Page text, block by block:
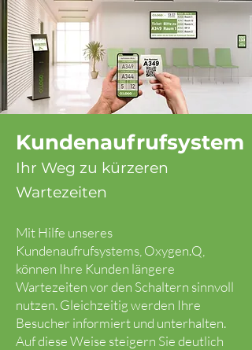
Kundenaufrufsystem
Ihr Weg zu kürzeren
Wartezeiten
Mit Hilfe unseres
Kundenaufrufsystems, Oxygen.Q,
können Ihre Kunden längere
Wartezeiten vor den Schaltern sinnvoll
nutzen. Gleichzeitig werden Ihre
Besucher informiert und unterhalten.
Auf diese Weise steigern Sie deutlich